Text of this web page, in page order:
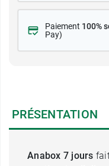
Paiement 100%
Pay)
PRÉSENTATION
Anabox 7 jours